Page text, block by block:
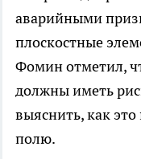
аварийными
плоскостные
Фомин отметил,
должны иметь
выяснить, как
полю.